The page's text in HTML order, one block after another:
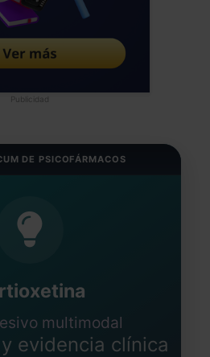
Publicidad
DE PSICOFÁRMACOS
multimodal
evidencia clínica